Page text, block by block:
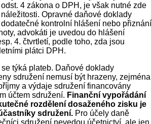
4 zákona o DPH, je však nutné zde
Opravné daňové doklady
kontrolní hlášení nebo přiznání
advokáti je uvedou do hlášení
4. čtvrtletí, podle toho, zda jsou
plátci DPH.
týká plateb. Daňové doklady
sdružení nemusí být hrazeny, zejména
a výdaje sdružení financovány
účtem sdružení. Finanční vypořádání
rozdělení dosaženého zisku je
sdružení. Pro účely daně